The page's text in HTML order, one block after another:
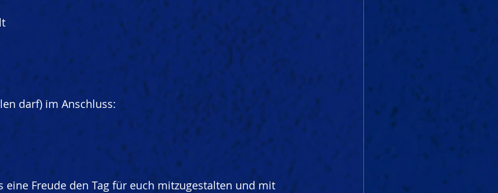
darf) im Anschluss:
eine Freude den Tag für euch mitzugestalten und mit